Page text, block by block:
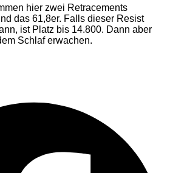
hier zwei Retracements
das 61,8er. Falls dieser Resist
ist Platz bis 14.800. Dann aber
Schlaf erwachen.